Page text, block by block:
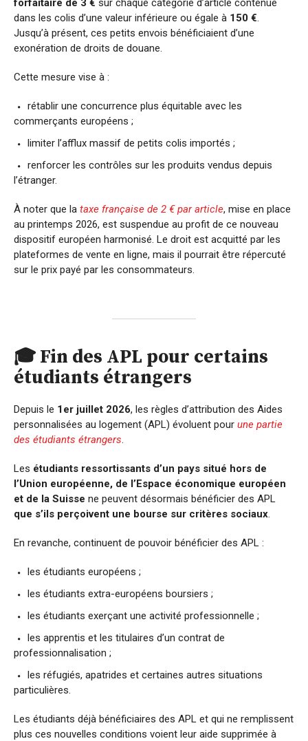
forfaitaire de 3 € sur chaque catégorie d’article contenue
dans les colis d’une valeur inférieure ou égale à 150 €.
Jusqu’à présent, ces petits envois bénéficiaient d’une
exonération de droits de douane.
Cette mesure vise à :
rétablir une concurrence plus équitable avec les
commerçants européens ;
limiter l’afflux massif de petits colis importés ;
renforcer les contrôles sur les produits vendus depuis
l’étranger.
À noter que la taxe française de 2 € par article, mise en place
au printemps 2026, est suspendue au profit de ce nouveau
dispositif européen harmonisé. Le droit est acquitté par les
plateformes de vente en ligne, mais il pourrait être répercuté
sur le prix payé par les consommateurs.
🎓 Fin des APL pour certains
étudiants étrangers
Depuis le 1er juillet 2026, les règles d’attribution des Aides
personnalisées au logement (APL) évoluent pour une partie
des étudiants étrangers.
Les étudiants ressortissants d’un pays situé hors de
l’Union européenne, de l’Espace économique européen
et de la Suisse ne peuvent désormais bénéficier des APL
que s’ils perçoivent une bourse sur critères sociaux.
En revanche, continuent de pouvoir bénéficier des APL :
les étudiants européens ;
les étudiants extra-européens boursiers ;
les étudiants exerçant une activité professionnelle ;
les apprentis et les titulaires d’un contrat de
professionnalisation ;
les réfugiés, apatrides et certaines autres situations
particulières.
Les étudiants déjà bénéficiaires des APL et qui ne remplissent
plus ces nouvelles conditions voient leur aide supprimée à